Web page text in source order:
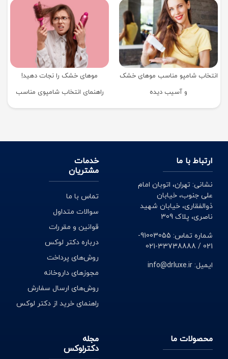
انتخاب شامپو مناسب موهای خشک
و آسیب دیده
موهای خشک را نجات دهید!
راهنمای انتخاب شامپوی مناسب
برای لطافت و درخشندگی
ارتباط با ما
نشانی: تهران، اتوبان امام
علی جنوب، خیابان
ذوالفقاری، خیابان شهید
ناصری، پلاک 309
شماره تماس: 91003055-
021 / 33738888-021
ایمیل: info@drluxe.ir
خدمات
مشتریان
تماس با ما
سوالات متداول
قوانین و مقررات
درباره دکتر لوکس
روش‌های پرداخت
مجوزهای داروخانه
روش‌های ارسال سفارش
راهنمای خرید از دکتر لوکس
محصولات ما
مجله
دکترلوکس